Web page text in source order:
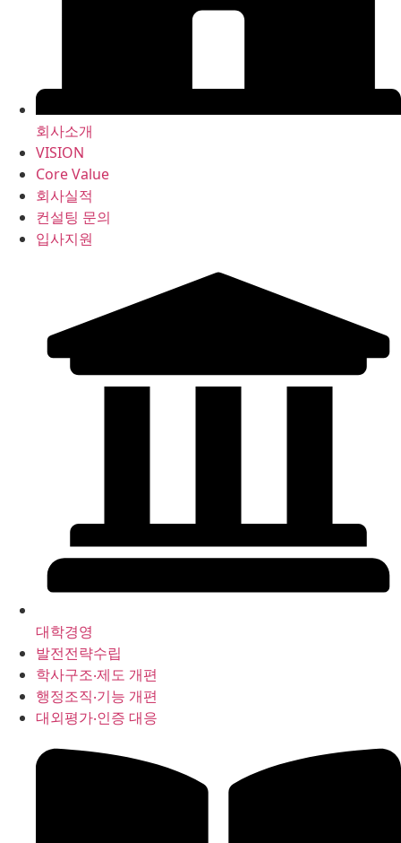
회사소개
VISION
Core Value
회사실적
컨설팅 문의
입사지원
대학경영
발전전략수립
학사구조‧제도 개편
행정조직‧기능 개편
대외평가‧인증 대응